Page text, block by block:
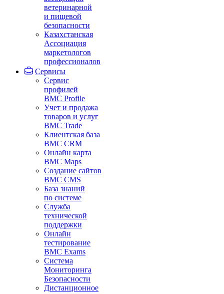
ветеринарной
и пищевой
безопасности
Казахстанская
Ассоциация
маркетологов
профессионалов
Сервисы
Сервис
профилей
BMC Profile
Учет и продажа
товаров и услуг
BMC Trade
Клиентская база
BMC CRM
Онлайн карта
BMC Maps
Создание сайтов
BMC CMS
База знаний
по системе
Служба
технической
поддержки
Онлайн
тестирование
BMC Exams
Система
Мониторинга
Безопасности
Дистанционное